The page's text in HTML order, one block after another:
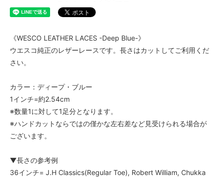
《WESCO LEATHER LACES -Deep Blue-》
ウエスコ純正のレザーレースです。長さはカットしてご利用くだ
さい。
カラー：ディープ・ブルー
1インチ=約2.54cm
※数量1に対して1足分となります。
※ハンドカットならではの僅かな左右差など見受けられる場合が
ございます。
▼長さの参考例
36インチ= J.H Classics(Regular Toe), Robert William, Chukka